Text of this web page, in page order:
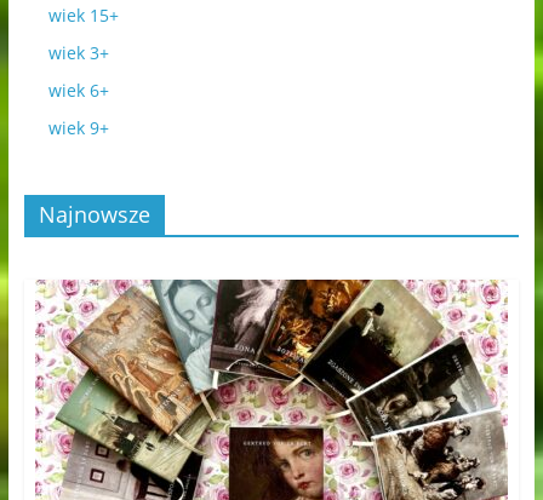
wiek 15+
wiek 3+
wiek 6+
wiek 9+
Najnowsze